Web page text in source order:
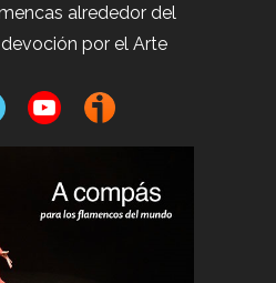
alrededor del
por el Arte